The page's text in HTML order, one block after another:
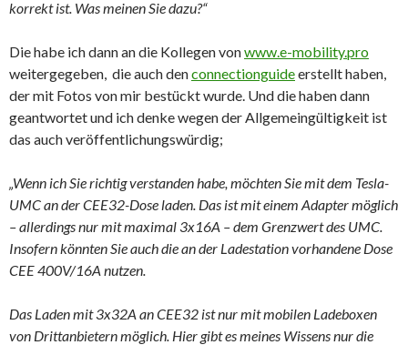
korrekt ist. Was meinen Sie dazu?“
Die habe ich dann an die Kollegen vonwww.e-mobility.pro
weitergegeben, die auch denconnectionguideerstellt haben,
der mit Fotos von mir bestückt wurde. Und die haben dann
geantwortet und ich denke wegen der Allgemeingültigkeit ist
das auch veröffentlichungswürdig;
„Wenn ich Sie richtig verstanden habe, möchten Sie mit dem Tesla-
UMC an der CEE32-Dose laden. Das ist mit einem Adapter möglich
– allerdings nur mit maximal 3x16A – dem Grenzwert des UMC.
Insofern könnten Sie auch die an der Ladestation vorhandene Dose
CEE 400V/16A nutzen.
Das Laden mit 3x32A an CEE32 ist nur mit mobilen Ladeboxen
von Drittanbietern möglich. Hier gibt es meines Wissens nur die